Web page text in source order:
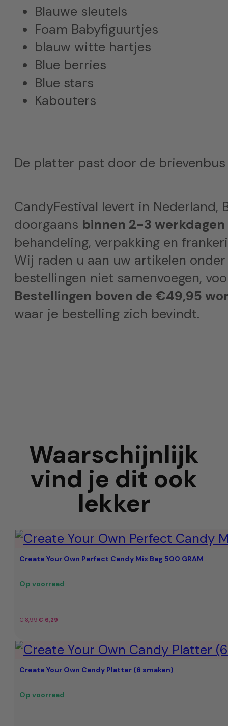
Blauwe sleutels
Foam Babyfiguurtjes
blauw witte hartjes
Blue berries
Blue stars
Kabouters
De platter past door de
CandyFestival levert in Nederland,
doorgaans binnen 2-3
behandeling, verpakking en
Wij raden u aan uw artikelen
bestellingen niet samenvoegen,
Bestellingen boven de €49,95
waar je bestelling zich bevindt.
Waarschijnlijk
vind je dit ook
lekker
Create Your Own Perfect Candy Mix Bag 500 GRAM
Op voorraad
€8,99Oorspronkelijke
was:
€ 8,99.
€ 6,29
is:
€ 6,29.
Create Your Own Candy Platter (6 smaken)
Op voorraad